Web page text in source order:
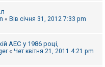
« Вів січня 31, 2012 7:33 pm
АЕС у 1986 році,
« Чет квітня 21, 2011 4:21 pm